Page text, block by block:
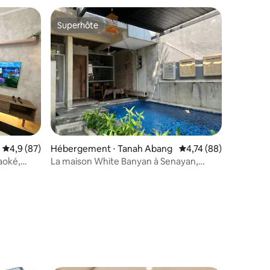
: 4,96 sur 5
Évaluation moyenne sur la base de 87 commentaires : 4,9 sur 5
4,9 (87)
Superhôte
Superhôte
Hébergement ⋅ Tanah Abang Évaluation moyenne
4,74 (88)
La maison White Banyan à Senayan,